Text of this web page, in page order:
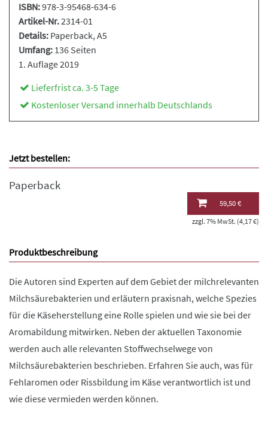
ISBN:978-3-95468-634-6
Artikel-Nr.2314-01
Details: Paperback, A5
Umfang: 136 Seiten
1. Auflage 2019
Lieferfrist ca. 3-5 Tage
Kostenloser Versand innerhalb Deutschlands
Jetzt bestellen:
Paperback
59,50 €
zzgl. 7% MwSt. (4,17 €)
Produktbeschreibung
Die Autoren sind Experten auf dem Gebiet der milchrelevanten
Milchsäurebakterien und erläutern praxisnah, welche Spezies
für die Käseherstellung eine Rolle spielen und wie sie bei der
Aromabildung mitwirken. Neben der aktuellen Taxonomie
werden auch alle relevanten Stoffwechselwege von
Milchsäurebakterien beschrieben. Erfahren Sie auch, was für
Fehlaromen oder Rissbildung im Käse verantwortlich ist und
wie diese vermieden werden können.